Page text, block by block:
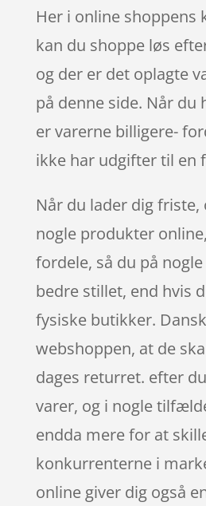
Her i online shoppens
kan du shoppe løs
og der er det oplagte
på denne side. Når du
er varerne billigere-
ikke har udgifter til en
Når du lader dig
nogle produkter
fordele, så du på
bedre stillet, end hvis
fysiske butikker.
webshoppen, at de
dages returret. efter
varer, og i nogle
endda mere for at
konkurrenterne i
online giver dig også